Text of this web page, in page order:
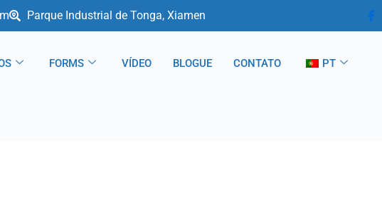
Parque Industrial de Tonga, Xiamen
FORMS VÍDEO BLOGUE CONTATO PT